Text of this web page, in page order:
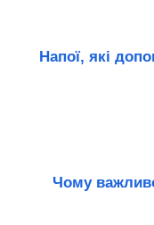
Напої, які
Чому